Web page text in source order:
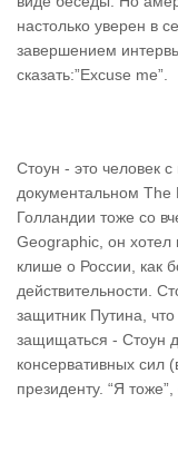
настолько уверен в
завершением
сказать:”Excuse me”.
Стоун - это человек
документальном The
Голландии тоже со
Geographic, он хотел
клише о России, как
действительности.
защитник Путина,
защищаться - Стоун
консервативных сил
президенту. “Я